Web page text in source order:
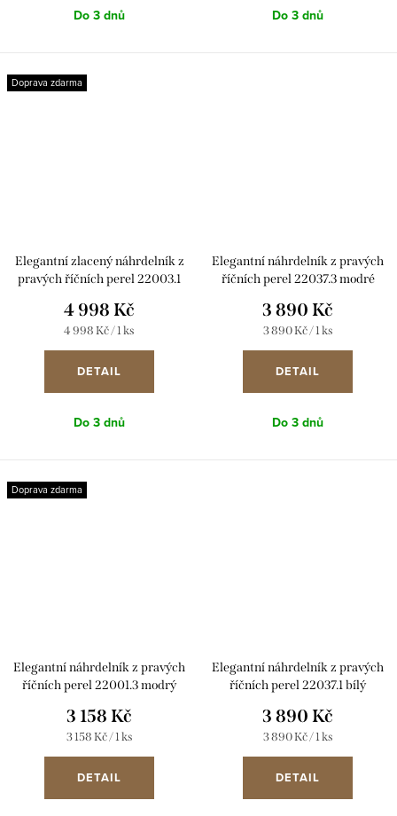
Do 3 dnů Do 3 dnů
Doprava zdarma
Elegantní zlacený náhrdelník z
pravých říčních perel 22003.1
4 998 Kč
Měrná
4 998 Kč / 1 ks
DETAIL
Do 3 dnů
Elegantní náhrdelník z pravých
říčních perel 22037.3 modré
3 890 Kč
Měrná
3 890 Kč / 1 ks
DETAIL
Do 3 dnů
Doprava zdarma
Elegantní náhrdelník z pravých
říčních perel 22001.3 modrý
3 158 Kč
Měrná
cena:
3 158 Kč / 1 ks
DETAIL
Elegantní náhrdelník z pravých
říčních perel 22037.1 bílý
3 890 Kč
Měrná
cena:
3 890 Kč / 1 ks
DETAIL